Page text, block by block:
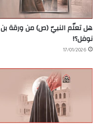
هل تعلّم النبيّ (ص) من ورقة بن
نوفل؟!
17/01/2026